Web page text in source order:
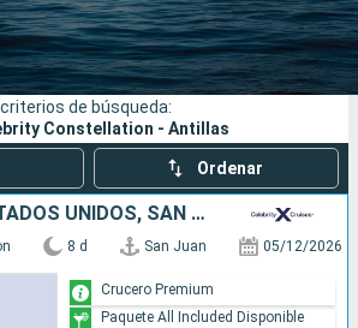
Compañías
Buscar
de búsqueda:
Constellation - Antillas
Ordenar
PUERTO RICO, ESTADOS UNIDOS, SAN MARTÍN, ANTIGUA Y BARBUDA, SANTA LUCIA, BARBADOS
8 d San Juan 05/12/2026
Crucero Premium
Paquete All Included Disponible